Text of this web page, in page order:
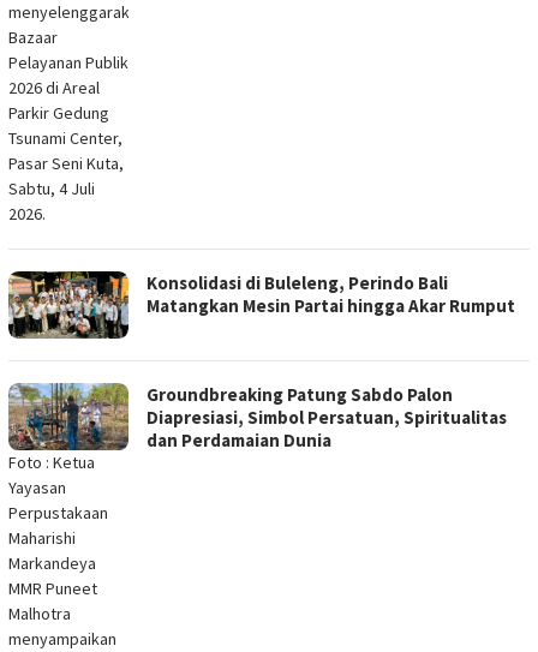
menyelenggarakan
Bazaar
Pelayanan Publik
2026 di Areal
Parkir Gedung
Tsunami Center,
Pasar Seni Kuta,
Sabtu, 4 Juli
2026.
Konsolidasi di Buleleng, Perindo Bali
Matangkan Mesin Partai hingga Akar Rumput
Foto : Ketua
Yayasan
Perpustakaan
Maharishi
Markandeya
MMR Puneet
Malhotra
menyampaikan
Groundbreaking Patung Sabdo Palon
Diapresiasi, Simbol Persatuan, Spiritualitas
dan Perdamaian Dunia